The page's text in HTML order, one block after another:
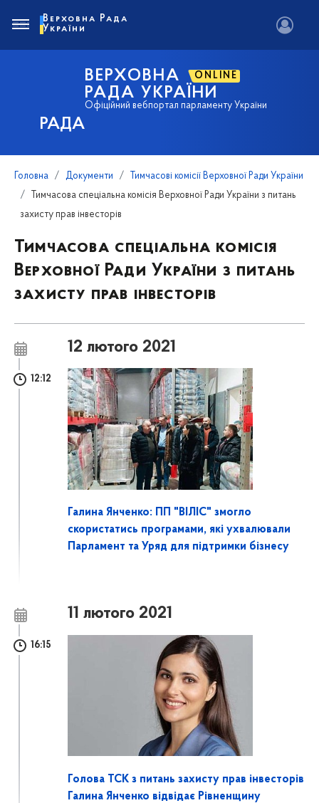
РАДА
ВЕРХОВНА ONLINE
РАДА УКРАЇНИ
Офіційний вебпортал парламенту України
Верховна Рада
України
Головна Документи
Тимчасові комісії Верховної Ради України
Тимчасова спеціальна комісія Верховної Ради України з питань
захисту прав інвесторів
Тимчасова спеціальна комісія
Верховної Ради України з питань
захисту прав інвесторів
12 лютого 2021
12:12
Галина Янченко: ПП "ВІЛІС" змогло
скористатись програмами, які ухвалювали
Парламент та Уряд для підтримки бізнесу
11 лютого 2021
16:15
Голова ТСК з питань захисту прав інвесторів
Галина Янченко відвідає Рівненщину